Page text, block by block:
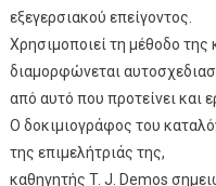
εξεγερσιακού επείγοντος.
Χρησιμοποιεί τη μέθοδο της
διαμορφώνεται
από αυτό που προτείνει και
O δοκιμιογράφος του
της επιμελήτριάς της,
καθηγητής T. J. Demos